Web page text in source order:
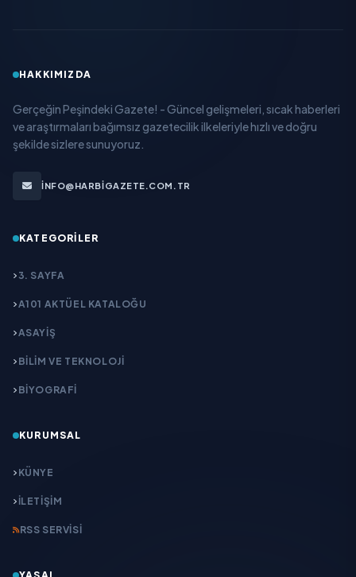
HAKKIMIZDA
Gerçeğin Peşindeki Gazete! - Güncel gelişmeleri, sıcak haberleri
ve araştırmaları bağımsız gazetecilik ilkeleriyle hızlı ve doğru
şekilde sizlere sunuyoruz.
INFO@HARBIGAZETE.COM.TR
KATEGORILER
3. SAYFA
A101 AKTÜEL KATALOĞU
ASAYİŞ
BİLİM VE TEKNOLOJİ
BİYOGRAFİ
KURUMSAL
KÜNYE
İLETIŞIM
RSS SERVISI